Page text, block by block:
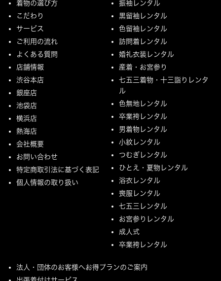
着物の選び方
こだわり
サービス
ご利用の流れ
よくある質問
店舗情報
渋谷本店
銀座店
池袋店
横浜店
熱海店
会社概要
お問い合わせ
特定商取引法に基づく表記
個人情報の取り扱い
振袖レンタル
黒留袖レンタル
色留袖レンタル
訪問着レンタル
婚礼衣装レンタル
産着・お宮参り
七五三着物・十三詣りレンタ
ル
色無地レンタル
卒業袴レンタル
男着物レンタル
小紋レンタル
つむぎレンタル
ひとえ・夏物レンタル
浴衣レンタル
喪服レンタル
七五三レンタル
お宮参りレンタル
成人式
卒業袴レンタル
法人・団体のお客様へお得プランのご案内